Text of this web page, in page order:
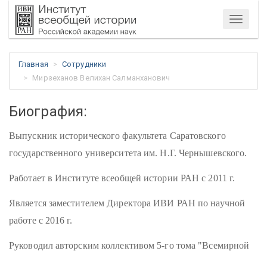
Меню
Главная
Сотрудники
Мирзеханов Велихан Салманханович
Биография:
Выпускник исторического факультета Саратовского
государственного университета им. Н.Г. Чернышевского.
Работает в Институте всеобщей истории РАН с 2011 г.
Является заместителем Директора ИВИ РАН по научной
работе с 2016 г.
Руководил авторским коллективом 5-го тома "Всемирной